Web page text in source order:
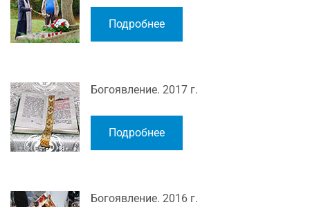
Подробнее
Богоявление. 2017 г.
Подробнее
Богоявление. 2016 г.